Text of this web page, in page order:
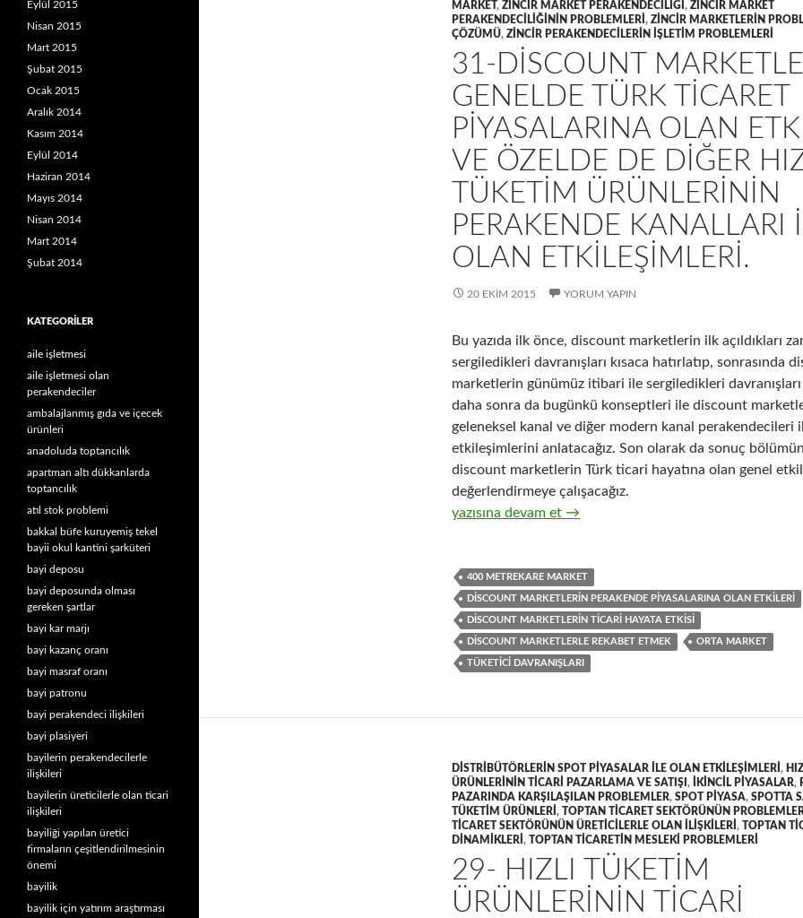
MARKET, ZINCIR MARKET PERAKENDECILIĞI , ZINCIR MARKET
PERAKENDECILIĞININ PROBLEMLERI , ZINCIR MARKETLERIN
ÇÖZÜMÜ, ZINCIR PERAKENDECILERIN IŞLETIM PROBLEMLERI
31-DISCOUNT
GENELDE TÜRK TICARET
PIYASALARINA OLAN
VE ÖZELDE DE DIĞER
TÜKETIM ÜRÜNLERININ
PERAKENDE KANALLARI
OLAN ETKILEŞIMLERI.
20 EKIM 2015 YORUM YAPIN
Bu yazıda ilk önce, discount marketlerin ilk açıldıkları
sergiledikleri davranışları kısaca hatırlatıp, sonrasında
marketlerin günümüz itibari ile sergiledikleri
daha sonra da bugünkü konseptleri ile discount
geleneksel kanal ve diğer modern kanal perakendecileri
etkileşimlerini anlatacağız. Son olarak da sonuç
discount marketlerin Türk ticari hayatına olan genel
değerlendirmeye çalışacağız.
31-Discount marketlerin genelde Türk ticaret
yazısına devam et →
400 METREKARE MARKET
DISCOUNT MARKETLERIN PERAKENDE PIYASALARINA OLAN ETKILERI
DISCOUNT MARKETLERIN TICARI HAYATA ETKISI
DISCOUNT MARKETLERLE REKABET ETMEK ORTA MARKET
TÜKETICI DAVRANIŞLARI
DISTRIBÜTÖRLERIN SPOT PIYASALAR ILE OLAN ETKILEŞIMLERI ,
ÜRÜNLERININ TICARI PAZARLAMA VE SATIŞI , IKINCIL PIYASALAR,
PAZARINDA KARŞILAŞILAN PROBLEMLER, SPOT PIYASA, SPOTTA
TÜKETIM ÜRÜNLERI , TOPTAN TICARET SEKTÖRÜNÜN
TICARET SEKTÖRÜNÜN ÜRETICILERLE OLAN ILIŞKILERI , TOPTAN
DINAMIKLERI , TOPTAN TICARETIN MESLEKI PROBLEMLERI
29- HIZLI TÜKETIM
ÜRÜNLERININ TICARI
Eylül 2015
Nisan 2015
Mart 2015
Şubat 2015
Ocak 2015
Aralık 2014
Kasım 2014
Eylül 2014
Haziran 2014
Mayıs 2014
Nisan 2014
Mart 2014
Şubat 2014
KATEGORILER
aile işletmesi
aile işletmesi olan
perakendeciler
ambalajlanmış gıda ve içecek
ürünleri
anadoluda toptancılık
apartman altı dükkanlarda
toptancılık
atıl stok problemi
bakkal büfe kuruyemiş tekel
bayii okul kantini şarküteri
bayi deposu
bayi deposunda olması
gereken şartlar
bayi kar marjı
bayi kazanç oranı
bayi masraf oranı
bayi patronu
bayi perakendeci ilişkileri
bayi plasiyeri
bayilerin perakendecilerle
ilişkileri
bayilerin üreticilerle olan ticari
ilişkileri
bayiliği yapılan üretici
firmaların çeşitlendirilmesinin
önemi
bayilik
bayilik için yatırım araştırması